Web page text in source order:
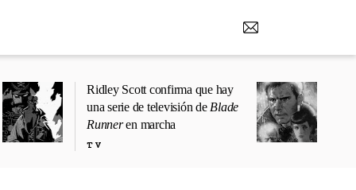
Ridley Scott confirma que hay
una serie de televisión de Blade
Runneren marcha
TV